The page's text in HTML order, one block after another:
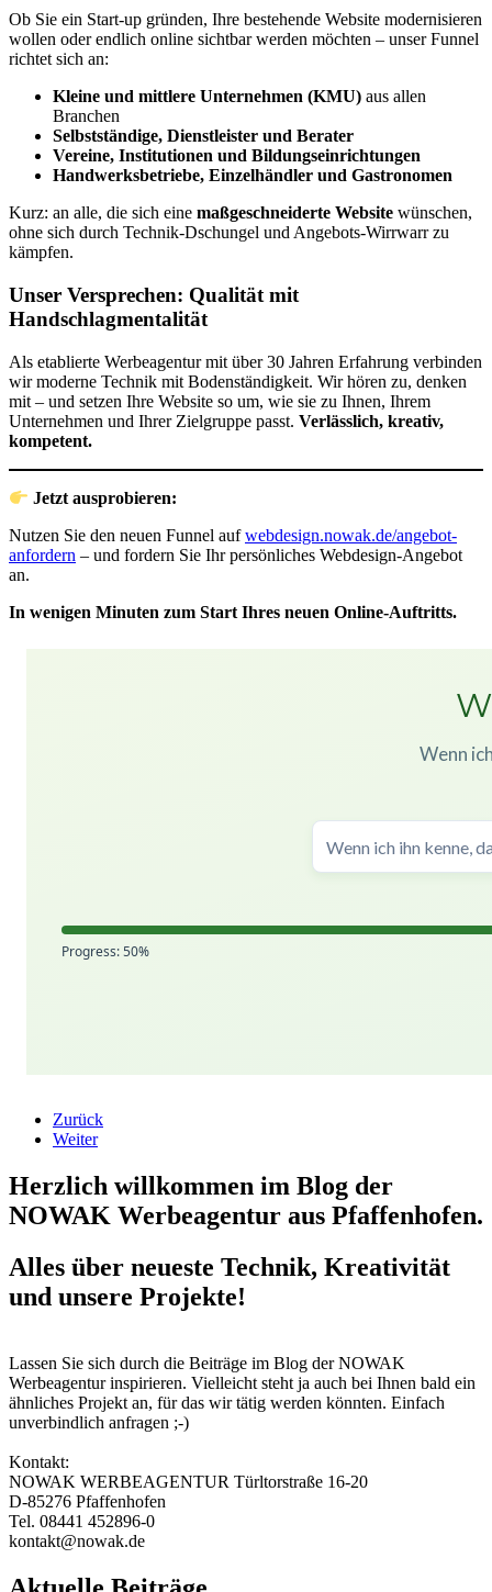
Ob Sie ein Start-up gründen, Ihre bestehende Website modernisieren
wollen oder endlich online sichtbar werden möchten – unser Funnel
richtet sich an:
Kleine und mittlere Unternehmen (KMU) aus allen
Branchen
Selbstständige, Dienstleister und Berater
Vereine, Institutionen und Bildungseinrichtungen
Handwerksbetriebe, Einzelhändler und Gastronomen
Kurz: an alle, die sich eine maßgeschneiderte Website wünschen,
ohne sich durch Technik-Dschungel und Angebots-Wirrwarr zu
kämpfen.
Unser Versprechen: Qualität mit
Handschlagmentalität
Als etablierte Werbeagentur mit über 30 Jahren Erfahrung verbinden
wir moderne Technik mit Bodenständigkeit. Wir hören zu, denken
mit – und setzen Ihre Website so um, wie sie zu Ihnen, Ihrem
Unternehmen und Ihrer Zielgruppe passt. Verlässlich, kreativ,
kompetent.
Jetzt ausprobieren:
Nutzen Sie den neuen Funnel aufwebdesign.nowak.de/angebot-
anfordern – und fordern Sie Ihr persönliches Webdesign-Angebot
an.
In wenigen Minuten zum Start Ihres neuen Online-Auftritts.
Zurück
Weiter
Herzlich willkommen im Blog der
NOWAK Werbeagentur aus Pfaffenhofen.
Alles über neueste Technik, Kreativität
und unsere Projekte!
Lassen Sie sich durch die Beiträge im Blog der NOWAK
Werbeagentur inspirieren. Vielleicht steht ja auch bei Ihnen bald ein
ähnliches Projekt an, für das wir tätig werden könnten. Einfach
unverbindlich anfragen ;-)
Kontakt:
NOWAK WERBEAGENTUR Türltorstraße 16-20
D-85276 Pfaffenhofen
Tel. 08441 452896-0
kontakt@nowak.de